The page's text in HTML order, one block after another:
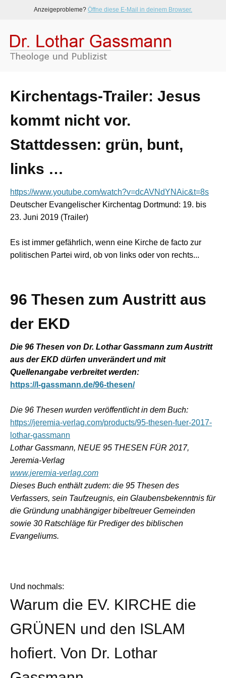
Anzeigeprobleme? Öffne diese E-Mail in deinem Browser.
Kirchentags-Trailer: Jesus
kommt nicht vor.
Stattdessen: grün, bunt,
links …
https://www.youtube.com/watch?v=dcAVNdYNAic&t=8s
Deutscher Evangelischer Kirchentag Dortmund: 19. bis
23. Juni 2019 (Trailer)
Es ist immer gefährlich, wenn eine Kirche de facto zur
politischen Partei wird, ob von links oder von rechts...
96 Thesen zum Austritt aus
der EKD
Die 96 Thesen von Dr. Lothar Gassmann zum Austritt
aus der EKD dürfen unverändert und mit
Quellenangabe verbreitet werden:
https://l-gassmann.de/96-thesen/
Die 96 Thesen wurden veröffentlicht in dem Buch:
https://jeremia-verlag.com/products/95-thesen-fuer-2017-
lothar-gassmann
Lothar Gassmann, NEUE 95 THESEN FÜR 2017,
Jeremia-Verlag
www.jeremia-verlag.com
Dieses Buch enthält zudem: die 95 Thesen des
Verfassers, sein Taufzeugnis, ein Glaubensbekenntnis für
die Gründung unabhängiger bibeltreuer Gemeinden
sowie 30 Ratschläge für Prediger des biblischen
Evangeliums.
Und nochmals:
Warum die EV. KIRCHE die
GRÜNEN und den ISLAM
hofiert. Von Dr. Lothar